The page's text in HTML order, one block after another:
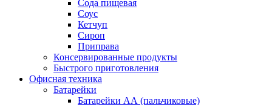
Сода пищевая
Соус
Кетчуп
Сироп
Приправа
Консервированные продукты
Быстрого приготовления
Офисная техника
Батарейки
Батарейки АА (пальчиковые)